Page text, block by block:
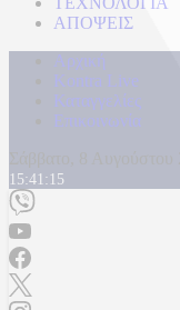
ΑΠΟΨΕΙΣ
Αρχική
Kontra Live
Καταγγελίες
Επικοινωνία
15:41:17